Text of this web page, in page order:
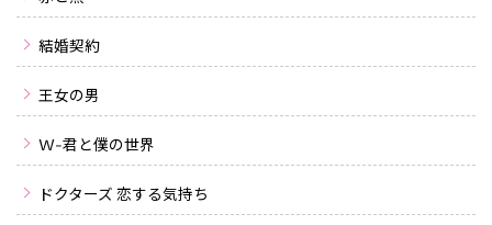
結婚契約
王女の男
W-君と僕の世界
ドクターズ 恋する気持ち